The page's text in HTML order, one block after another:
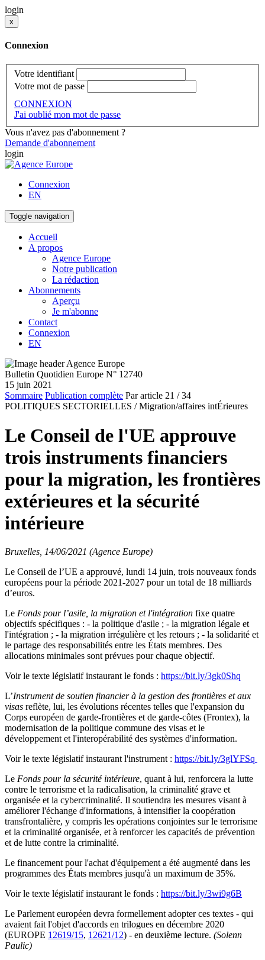
login
x
Connexion
Votre identifiant
Votre mot de passe
CONNEXION
J'ai oublié mon mot de passe
Vous n'avez pas d'abonnement ?
Demande d'abonnement
login
Connexion
EN
Toggle navigation
Accueil
A propos
Agence Europe
Notre publication
La rédaction
Abonnements
Aperçu
Je m'abonne
Contact
Connexion
EN
Bulletin Quotidien Europe N° 12740
15 juin 2021
Sommaire Publication complète Par article 21 / 34
POLITIQUES SECTORIELLES / Migration/affaires intÉrieures
Le Conseil de l'UE approuve
trois instruments financiers
pour la migration, les frontières
extérieures et la sécurité
intérieure
Bruxelles, 14/06/2021 (Agence Europe)
Le Conseil de l’UE a approuvé, lundi 14 juin, trois nouveaux fonds
européens pour la période 2021-2027 pour un total de 18 milliards
d’euros.
Le Fonds pour l’asile, la migration et l'intégration fixe quatre
objectifs spécifiques : - la politique d'asile ; - la migration légale et
l'intégration ; - la migration irrégulière et les retours ; - la solidarité et
le partage des responsabilités entre les États membres. Des
allocations minimales sont prévues pour chaque objectif.
Voir le texte législatif instaurant le fonds : https://bit.ly/3gk0Shq
L’Instrument de soutien financier à la gestion des frontières et aux
visas reflète, lui, les évolutions récentes telles que l'expansion du
Corps européen de garde-frontières et de garde-côtes (Frontex), la
modernisation de la politique commune des visas et le
développement et l'interopérabilité des systèmes d'information.
Voir le texte législatif instaurant l'instrument : https://bit.ly/3glYFSq
Le Fonds pour la sécurité intérieure, quant à lui, renforcera la lutte
contre le terrorisme et la radicalisation, la criminalité grave et
organisée et la cybercriminalité. Il soutiendra les mesures visant à
améliorer l'échange d'informations, à intensifier la coopération
transfrontalière, y compris les opérations conjointes sur le terrorisme
et la criminalité organisée, et à renforcer les capacités de prévention
et de lutte contre la criminalité.
Le financement pour l'achat d'équipement a été augmenté dans les
programmes des États membres jusqu'à un maximum de 35%.
Voir le texte législatif instaurant le fonds : https://bit.ly/3wi9g6B
Le Parlement européen devra formellement adopter ces textes - qui
avaient fait l'objet d'accords en trilogues en décembre 2020
(EUROPE 12619/15, 12621/12) - en deuxième lecture. (Solenn
Paulic)